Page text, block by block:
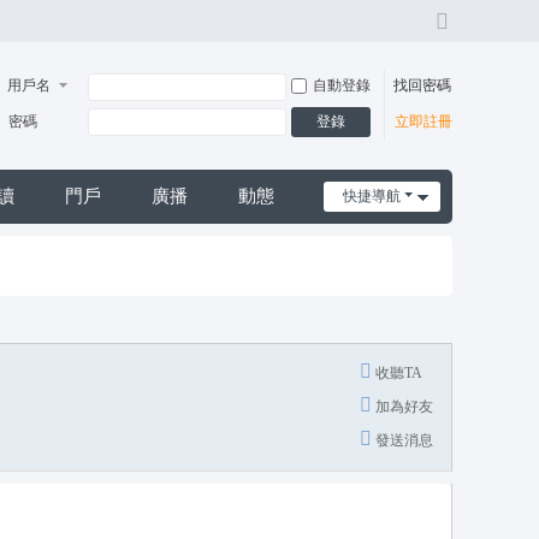
風
格
用戶名 自動登錄 找回密碼
密碼 登錄 立即註冊
快捷導航
門戶 廣播 動態
收聽TA
加為好友
發送消息